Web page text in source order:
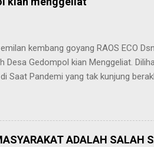
kembang goyang RAOS ECO Dsn
Desa Gedompol kian Menggeliat.
Saat Pandemi yang tak kunjung
ini juga digemari banyak kalangan
harganya terjangkau. Cemilan
menggeluti usaha ini
ADALAH SALAH